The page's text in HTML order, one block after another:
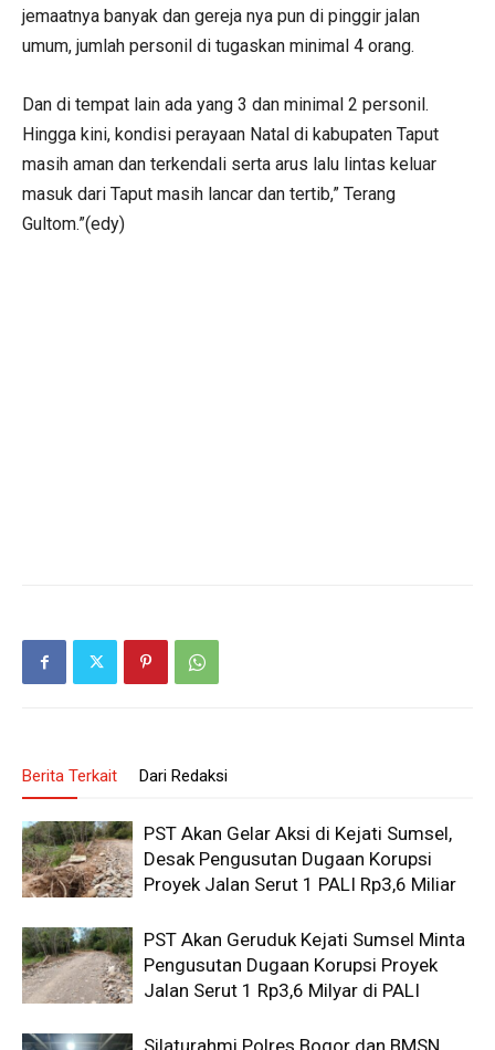
jemaatnya banyak dan gereja nya pun di pinggir jalan
umum, jumlah personil di tugaskan minimal 4 orang.
Dan di tempat lain ada yang 3 dan minimal 2 personil.
Hingga kini, kondisi perayaan Natal di kabupaten Taput
masih aman dan terkendali serta arus lalu lintas keluar
masuk dari Taput masih lancar dan tertib,” Terang
Gultom.”(edy)
Berita Terkait Dari Redaksi
PST Akan Gelar Aksi di Kejati Sumsel,
Desak Pengusutan Dugaan Korupsi
Proyek Jalan Serut 1 PALI Rp3,6 Miliar
PST Akan Geruduk Kejati Sumsel Minta
Pengusutan Dugaan Korupsi Proyek
Jalan Serut 1 Rp3,6 Milyar di PALI